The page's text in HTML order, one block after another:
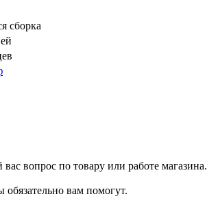
сборка
вопрос по товару или работе магазина.
вам помогут.